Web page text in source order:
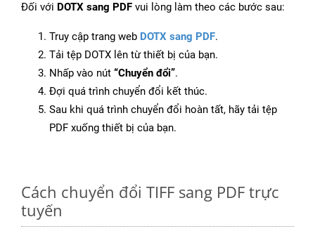
Đối với DOTX sang PDF vui lòng làm theo các bước sau:
Truy cập trang web DOTX sang PDF.
Tải tệp DOTX lên từ thiết bị của bạn.
Nhấp vào nút “Chuyển đổi”.
Đợi quá trình chuyển đổi kết thúc.
Sau khi quá trình chuyển đổi hoàn tất, hãy tải tệp
PDF xuống thiết bị của bạn.
Cách chuyển đổi TIFF sang PDF trực
tuyến